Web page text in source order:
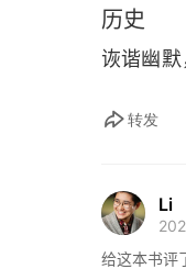
五、印
六、印
七、古
九、番
历史
诙谐幽默
转发
Li
给这本书评